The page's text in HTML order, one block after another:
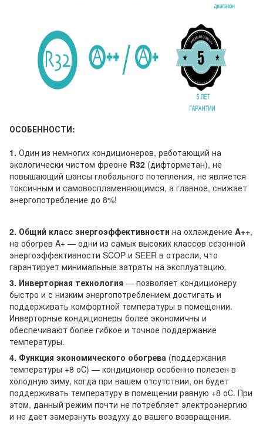
ОСОБЕННОСТИ:
1. Один из немногих кондиционеров, работающий на
экологически чистом фреоне R32 (дифторметан), не
повышающий шансы глобального потепления, не является
токсичным и самовоспламеняющимся, а главное, снижает
энергопотребление до 8%!
2. Общий класс энергоэффективности на охлаждение A++,
на обогрев A+ — одни из самых высоких классов сезонной
энергоэффективности SCOP и SEER в отрасли, что
гарантирует минимальные затраты на эксплуатацию.
3. Инверторная технология — позволяет кондиционеру
быстро и с низким энергопотреблением достигать и
поддерживать комфортной температуры в помещении.
Инверторные кондиционеры более экономичны и
обеспечивают более гибкое и точное поддержание
температуры.
4. Функция экономического обогрева (поддержания
температуры +8 оС) — кондиционер особенно полезен в
холодную зиму, когда при вашем отсутствии, он будет
поддерживать температуру в помещении равную +8 оС. При
этом, данный режим почти не потребляет электроэнергию
и не дает замерзнуть воздуху до вашего возвращения.